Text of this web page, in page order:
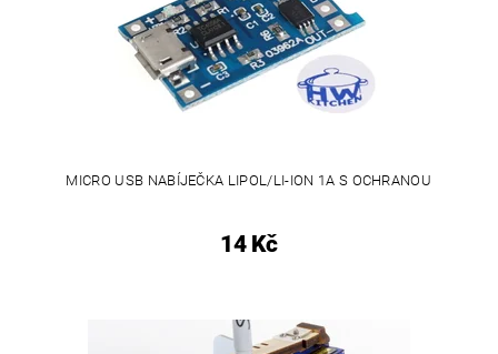
MICRO USB NABÍJEČKA LIPOL/LI-ION 1A S OCHRANOU
14 Kč